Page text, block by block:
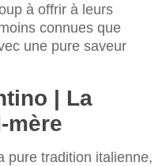
à offrir à leurs
connues que
une pure saveur
| La
mère
pure tradition italienne,